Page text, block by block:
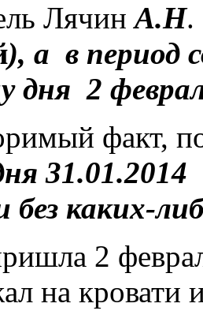
Лячин А.Н.
), а в период
дня 2
факт,
31.01.2014
без каких-
2
на кровати